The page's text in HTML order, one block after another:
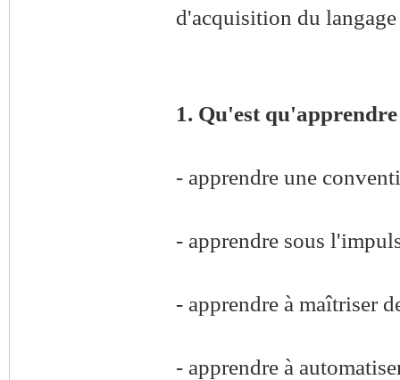
d'acquisition du
1. Qu'est
- apprendre une
- apprendre sous
- apprendre à maîtriser
- apprendre à